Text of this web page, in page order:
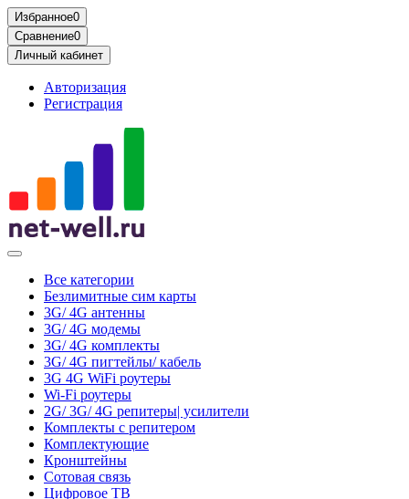
Избранное0
Сравнение0
Личный кабинет
Авторизация
Регистрация
Все категории
Безлимитные сим карты
3G/ 4G антенны
3G/ 4G модемы
3G/ 4G комплекты
3G/ 4G пигтейлы/ кабель
3G 4G WiFi роутеры
Wi-Fi роутеры
2G/ 3G/ 4G репитеры| усилители
Комплекты с репитером
Комплектующие
Кронштейны
Сотовая связь
Цифровое ТВ